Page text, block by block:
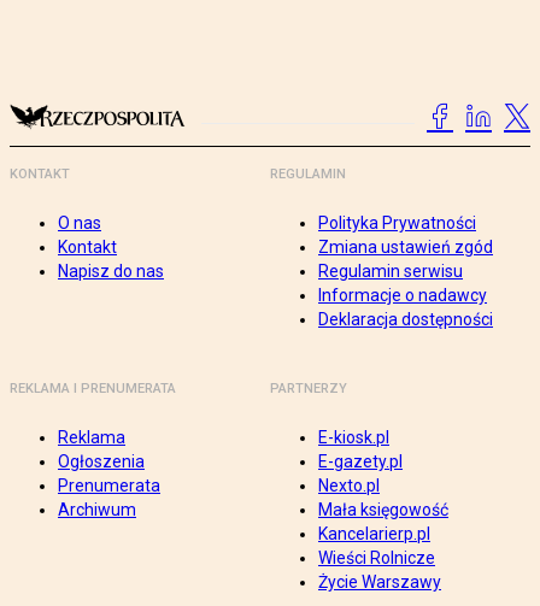
KONTAKT
O nas
Kontakt
Napisz do nas
REGULAMIN
Polityka Prywatności
Zmiana ustawień zgód
Regulamin serwisu
Informacje o nadawcy
Deklaracja dostępności
REKLAMA I PRENUMERATA
Reklama
Ogłoszenia
Prenumerata
Archiwum
PARTNERZY
E-kiosk.pl
E-gazety.pl
Nexto.pl
Mała księgowość
Kancelarierp.pl
Wieści Rolnicze
Życie Warszawy